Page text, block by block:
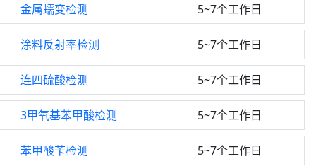
金属蠕变检测 5~7个工作日
涂料反射率检测 5~7个工作日
连四硫酸检测 5~7个工作日
3甲氧基苯甲酸检测 5~7个工作日
苯甲酸苄检测 5~7个工作日